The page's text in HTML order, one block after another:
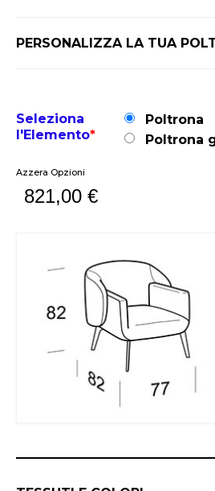
PERSONALIZZA LA TUA
Seleziona
l'Elemento*
Poltrona
Poltrona
Azzera Opzioni
821,00 €